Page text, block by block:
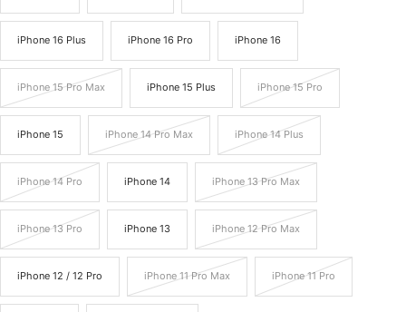
iPhone 16 Plus iPhone 16 Pro iPhone 16
iPhone 15 Pro Max iPhone 15 Plus iPhone 15 Pro
iPhone 15 iPhone 14 Pro Max iPhone 14 Plus
iPhone 14 Pro iPhone 14 iPhone 13 Pro Max
iPhone 13 Pro iPhone 13 iPhone 12 Pro Max
iPhone 12 / 12 Pro iPhone 11 Pro Max iPhone 11 Pro